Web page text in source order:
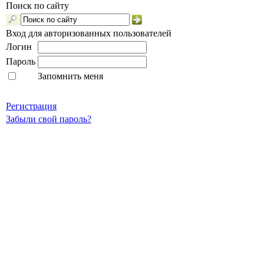
Поиск по сайту
Вход для авторизованных пользователей
Логин
Пароль
Запомнить меня
Регистрация
Забыли свой пароль?